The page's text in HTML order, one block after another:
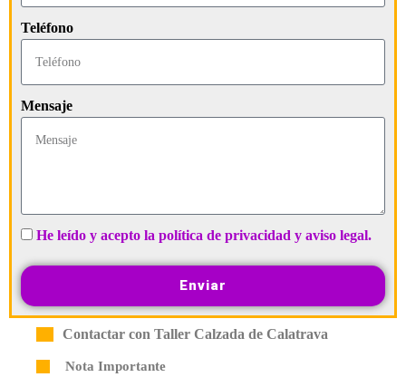
Teléfono
Mensaje
He leído y acepto la política de privacidad y aviso legal.
Enviar
Contactar con Taller Calzada de Calatrava
Nota Importante